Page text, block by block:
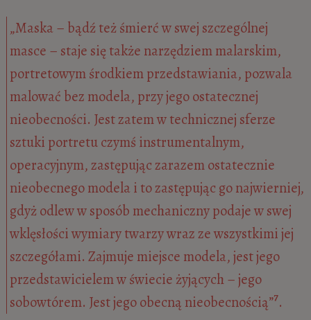
„Maska – bądź też śmierć w swej szczególnej
masce – staje się także narzędziem malarskim,
portretowym środkiem przedstawiania, pozwala
malować bez modela, przy jego ostatecznej
nieobecności. Jest zatem w technicznej sferze
sztuki portretu czymś instrumentalnym,
operacyjnym, zastępując zarazem ostatecznie
nieobecnego modela i to zastępując go najwierniej,
gdyż odlew w sposób mechaniczny podaje w swej
wklęsłości wymiary twarzy wraz ze wszystkimi jej
szczegółami. Zajmuje miejsce modela, jest jego
przedstawicielem w świecie żyjących – jego
sobowtórem. Jest jego obecną nieobecnością”7.